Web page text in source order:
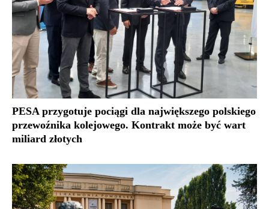
PESA przygotuje pociągi dla największego polskiego
przewoźnika kolejowego. Kontrakt może być wart
miliard złotych